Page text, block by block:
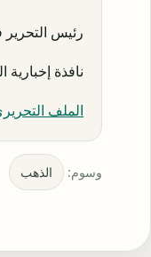
رئيس
نافذة إخبارية
الملف
وسوم: الذهب